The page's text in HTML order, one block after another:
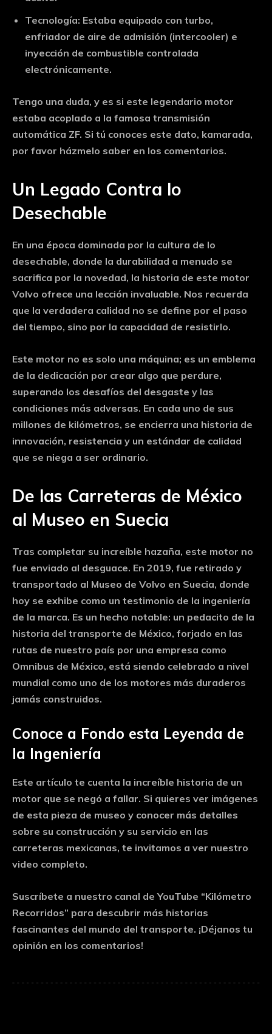
Tecnología: Estaba equipado con turbo,
enfriador de aire de admisión (intercooler) e
inyección de combustible controlada
electrónicamente.
Tengo una duda, y es si este legendario motor
estaba acoplado a la famosa transmisión
automática ZF. Si tú conoces este dato, kamarada,
por favor házmelo saber en los comentarios.
Un Legado Contra lo
Desechable
En una época dominada por la cultura de lo
desechable, donde la durabilidad a menudo se
sacrifica por la novedad, la historia de este motor
Volvo ofrece una lección invaluable. Nos recuerda
que la verdadera calidad no se define por el paso
del tiempo, sino por la capacidad de resistirlo.
Este motor no es solo una máquina; es un emblema
de la dedicación por crear algo que perdure,
superando los desafíos del desgaste y las
condiciones más adversas. En cada uno de sus
millones de kilómetros, se encierra una historia de
innovación, resistencia y un estándar de calidad
que se niega a ser ordinario.
De las Carreteras de México
al Museo en Suecia
Tras completar su increíble hazaña, este motor no
fue enviado al desguace. En 2019, fue retirado y
transportado al Museo de Volvo en Suecia, donde
hoy se exhibe como un testimonio de la ingeniería
de la marca. Es un hecho notable: un pedacito de la
historia del transporte de México, forjado en las
rutas de nuestro país por una empresa como
Omnibus de México, está siendo celebrado a nivel
mundial como uno de los motores más duraderos
jamás construidos.
Conoce a Fondo esta Leyenda de
la Ingeniería
Este artículo te cuenta la increíble historia de un
motor que se negó a fallar. Si quieres ver imágenes
de esta pieza de museo y conocer más detalles
sobre su construcción y su servicio en las
carreteras mexicanas, te invitamos a ver nuestro
video completo.
Suscríbete a nuestro canal de YouTube “Kilómetro
Recorridos” para descubrir más historias
fascinantes del mundo del transporte. ¡Déjanos tu
opinión en los comentarios!